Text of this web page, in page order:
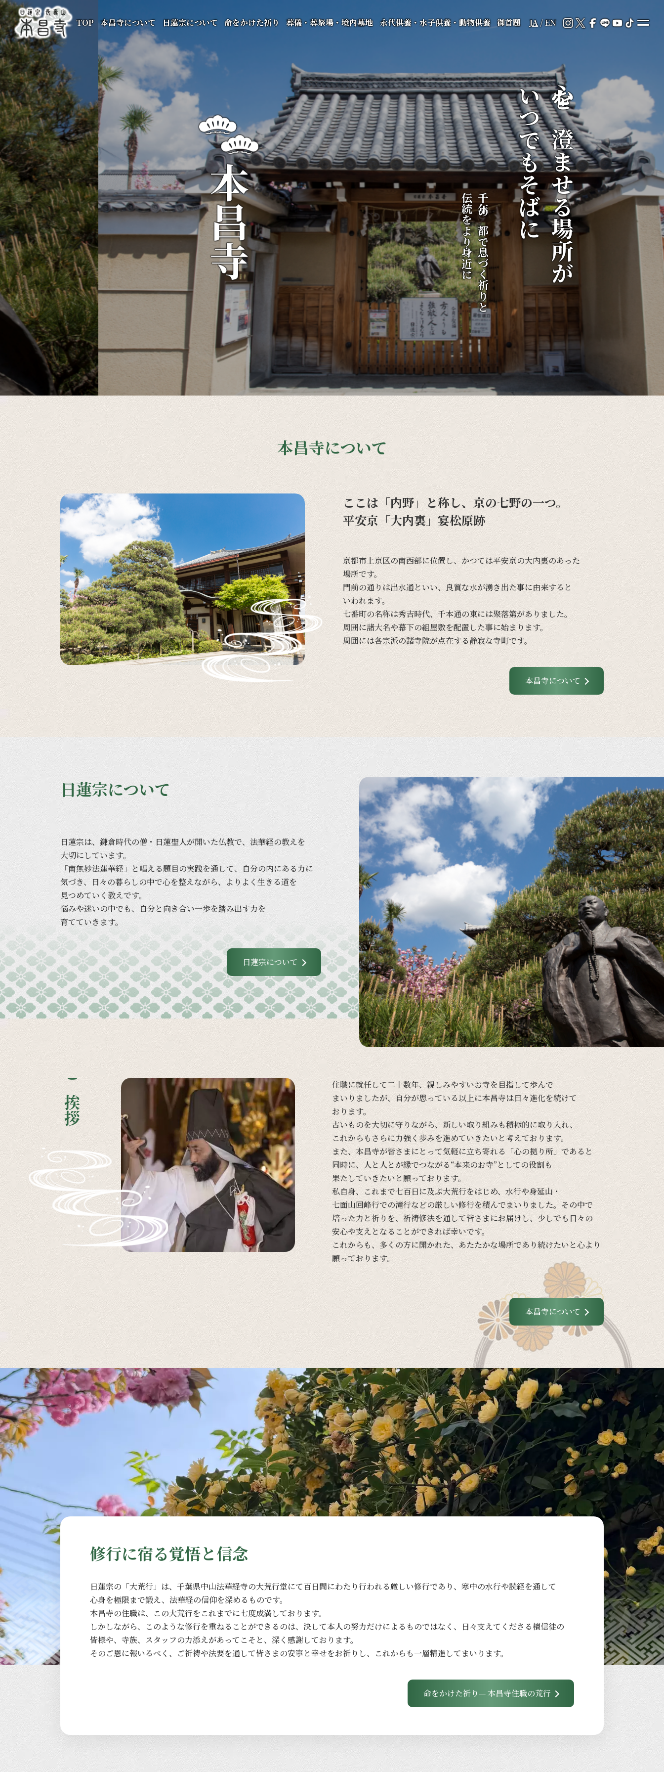
TOP 本昌寺について 日蓮宗について 命をかけた祈り 葬儀・葬祭場・境内墓地 永代供養・水子供養・動物供養 御首題 JA/EN
心を澄ませる場所が
いつでもそばに
千年の都で息づく祈りと
伝統をより身近に
本昌寺
本昌寺について
ここは「内野」と称し、京の七野の一つ。
平安京「大内裏」宴松原跡
京都市上京区の南西部に位置し、 かつては平安京の大内裏のあった
場所です。
門前の通りは出水通といい、 良質な水が湧き出た事に由来すると
いわれます。
七番町の名称は秀吉時代、千本通の東には聚落第がありました。
周囲に諸大名や幕下の組屋敷を配置した事に始まります。
周囲には各宗派の諸寺院が点在する静寂な寺町です。
本昌寺について
日蓮宗について
日蓮宗は、 鎌倉時代の僧・日蓮聖人が開いた仏教で、 法華経の教えを
大切にしています。
「南無妙法蓮華経」と唱える題目の実践を通して、 自分の内にある力に
気づき、
日々の暮らしの中で心を整えながら、 より よく 生きる道を
見つめていく 教えです。
悩みや迷いの中でも、 自分と向き合い一歩を踏み出す力を
育てていきます。
日蓮宗について
ご挨拶 住職に就任して二十数年、 親しみやすいお寺を目指して歩んで
まいりましたが、自分が思っている以上に本昌寺は日々進化を続けて
おります。
古いものを大切に守りながら、 新しい取り組みも積極的に取り入れ、
これからも さらに力強く 歩みを進めていきたいと考えております。
また、 本昌寺が皆さまにとって気軽に立ち寄れる 「心の拠り所」であると
同時に、 人と 人とが縁でつながる“本来のお寺”と しての役割も
果たしていきたいと願っております。
私自身、
これまで七百日に及ぶ大荒行をはじめ、 水行や身延山・
七面山回峰行での滝行などの厳しい修行を積んでまいりました。 その中で
培った力と祈りを、 祈祷修法を通して皆さまにお届けし、少しでも 日々の
安心や支えとなる ことができれば幸いです。
これからも、 多くの方に開かれた、 あたたかな場所であり続けたいと心より
願っております。
本昌寺について
修行に宿る覚悟と信念
日蓮宗の 「大荒行」は、 千葉県中山法華経寺の大荒行堂にて百日間にわたり行われる厳しい修行であり、 寒中の水行や読経を通して
心身を極限まで鍛え、 法華経の信仰を深める ものです。
本昌寺の住職は、 この大荒行をこれまでに七度成満しております。
しかしながら、
このような修行を重ねる ことができるのは、 決して本人の努力だけによる ものではなく、 日々支えてくださる檀信徒の
皆様や、 寺族、 スタッフの力添えがあってこそと、 深く 感謝しております。
そのご恩に報いるべく、 ご祈祷や法要を通して皆さまの安寧と幸せをお祈りし、 これからも一層精進してまいります。
命をかけた祈り— 本昌寺住職の荒行